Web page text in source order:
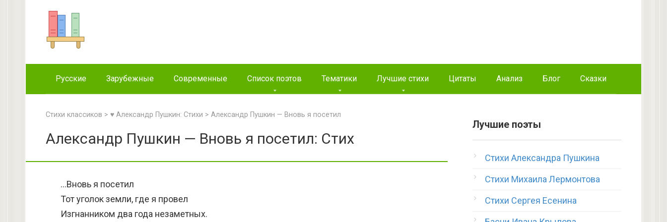
Русские Зарубежные Современные Список поэтов Тематики Лучшие стихи Цитаты Анализ Блог Сказки
Стихи классиков > ♥ Александр Пушкин: Стихи > Александр Пушкин — Вновь я посетил
Александр Пушкин — Вновь я посетил: Стих
…Вновь я посетил
Тот уголок земли, где я провел
Изгнанником два года незаметных.
Лучшие поэты
Стихи Александра Пушкина
Стихи Михаила Лермонтова
Стихи Сергея Есенина